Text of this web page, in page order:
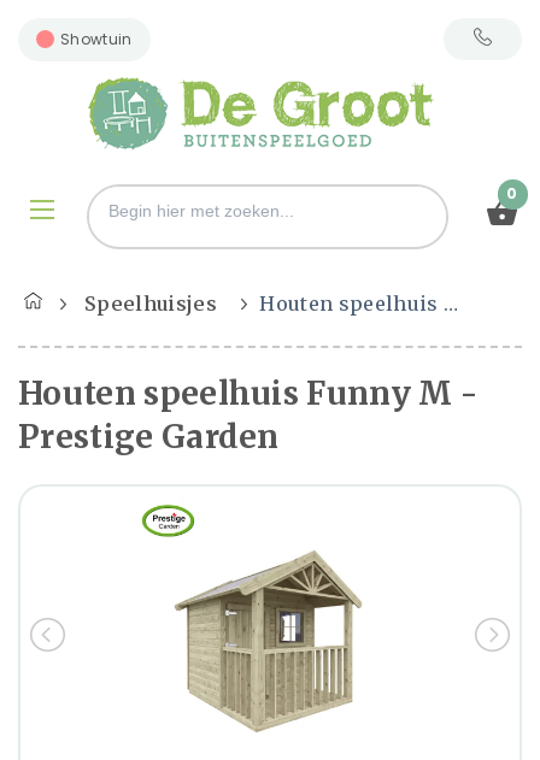
Showtuin
0
Speelhuisjes Houten speelhuis Funny M - Prestige Garden
Houten speelhuis Funny M -
Prestige Garden